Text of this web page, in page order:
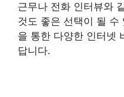
근무나 전화 인터뷰와
것도 좋은 선택이 될 수
을 통한 다양한 인터넷
답니다.